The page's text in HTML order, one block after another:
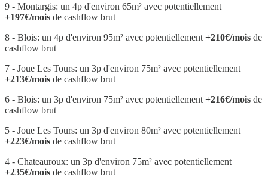
9 - Montargis: un 4p d'environ 65m² avec potentiellement
+197€/mois de cashflow brut
8 - Blois: un 4p d'environ 95m² avec potentiellement +210€/mois de
cashflow brut
7 - Joue Les Tours: un 3p d'environ 75m² avec potentiellement
+213€/mois de cashflow brut
6 - Blois: un 3p d'environ 75m² avec potentiellement +216€/mois de
cashflow brut
5 - Joue Les Tours: un 3p d'environ 80m² avec potentiellement
+223€/mois de cashflow brut
4 - Chateauroux: un 3p d'environ 75m² avec potentiellement
+235€/mois de cashflow brut